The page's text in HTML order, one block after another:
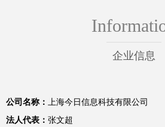
企业信息
公司名称：
上海今日信息科技有限公司
法人代表： 张文超